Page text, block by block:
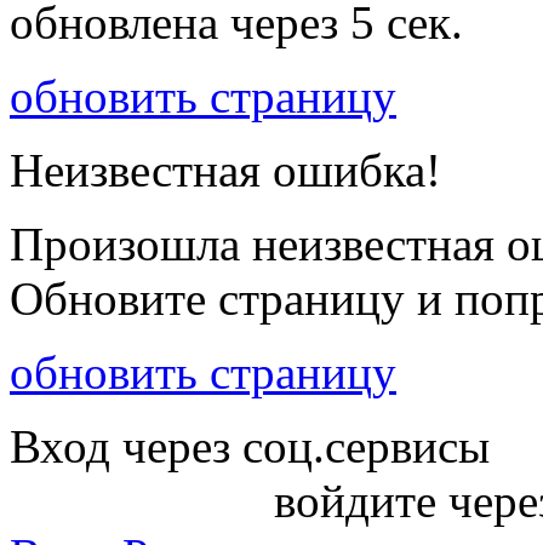
обновлена через 5 сек.
обновить страницу
Неизвестная ошибка!
Произошла неизвестная
Обновите страницу и
обновить страницу
Вход через соц.сервисы
войдите